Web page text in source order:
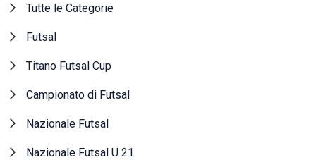
Tutte le Categorie
Futsal
Titano Futsal Cup
Campionato di Futsal
Nazionale Futsal
Nazionale Futsal U 21